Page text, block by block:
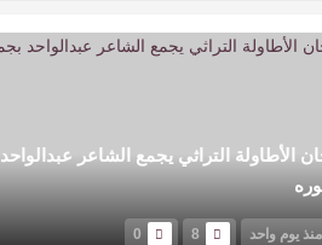
الأطاولة التراثي يجمع الشاعر عبدالواحد
منذ يوم واحد 8
0